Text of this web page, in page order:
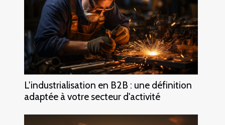
L'industrialisation en B2B : une définition
adaptée à votre secteur d'activité